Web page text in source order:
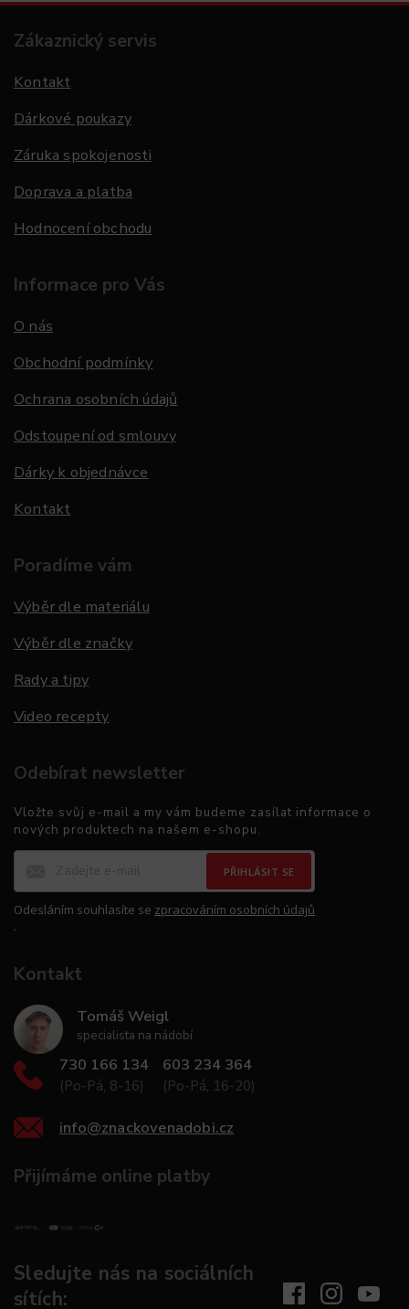
Zákaznický servis
Kontakt
Dárkové poukazy
Záruka spokojenosti
Doprava a platba
Hodnocení obchodu
Informace pro Vás
O nás
Obchodní podmínky
Ochrana osobních údajů
Odstoupení od smlouvy
Dárky k objednávce
Kontakt
Poradíme vám
Výběr dle materiálu
Výběr dle značky
Rady a tipy
Video recepty
Odebírat newsletter
Vložte svůj e-mail a my vám budeme zasílat informace o
nových produktech na našem e-shopu.
PŘIHLÁSIT SE
Odesláním souhlasíte se zpracováním osobních údajů
.
Kontakt
Tomáš Weigl
specialista na nádobí
730 166 134
(Po-Pá, 8-16)
603 234 364
(Po-Pá, 16-20)
info@znackovenadobi.cz
Přijímáme online platby
Sledujte nás na sociálních
sítích: